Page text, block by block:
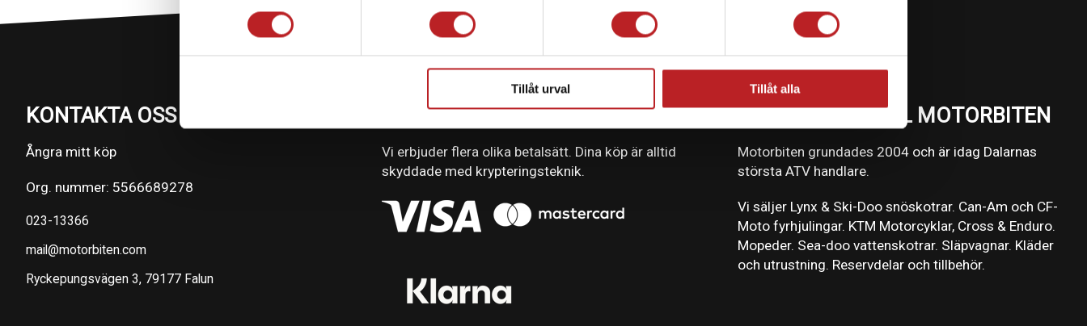
Tillåt urval Tillåt alla
KONTAKTA OSS PÅ MOTORBITEN
Ångra mitt köp
Org. nummer: 5566689278
023-13366
mail@motorbiten.com
Ryckepungsvägen 3, 79177 Falun
BETALNING
Vi erbjuder flera olika betalsätt. Dina köp är alltid
skyddade med krypteringsteknik.
VÄLKOMMEN TILL MOTORBITEN
Motorbiten grundades 2004 och är idag Dalarnas
största ATV handlare.
Vi säljer Lynx & Ski-Doo snöskotrar. Can-Am och CF-
Moto fyrhjulingar. KTM Motorcyklar, Cross & Enduro.
Mopeder. Sea-doo vattenskotrar. Släpvagnar. Kläder
och utrustning. Reservdelar och tillbehör.